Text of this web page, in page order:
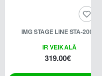
IR VEIKALĀ
IMG STAGE LINE STA-200D
319.00€